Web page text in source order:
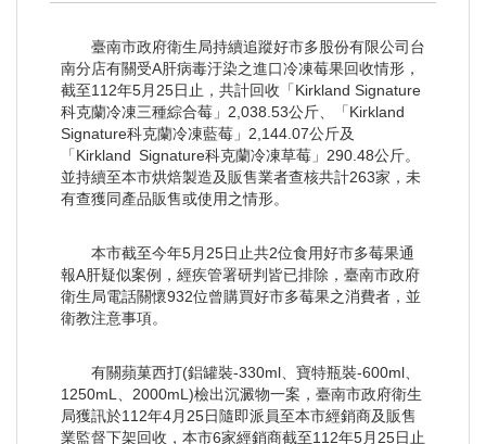
臺南市政府衛生局持續追蹤好市多股份有限公司台
南分店有關受A肝病毒汙染之進口冷凍莓果回收情形，
截至112年5月25日止，共計回收「Kirkland Signature
科克蘭冷凍三種綜合莓」2,038.53公斤、「Kirkland
Signature科克蘭冷凍藍莓」2,144.07公斤及
「Kirkland Signature科克蘭冷凍草莓」290.48公斤。
並持續至本市烘焙製造及販售業者查核共計263家，未
有查獲同產品販售或使用之情形。
本市截至今年5月25日止共2位食用好市多莓果通
報A肝疑似案例，經疾管署研判皆已排除，臺南市政府
衛生局電話關懷932位曾購買好市多莓果之消費者，並
衛教注意事項。
有關蘋菓西打(鋁罐裝-330ml、寶特瓶裝-600ml、
1250mL、2000mL)檢出沉澱物一案，臺南市政府衛生
局獲訊於112年4月25日隨即派員至本市經銷商及販售
業監督下架回收，本市6家經銷商截至112年5月25日止